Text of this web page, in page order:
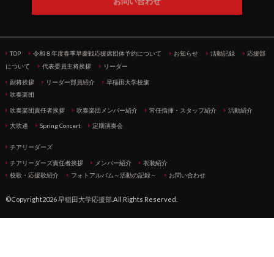
TOP 令和８年度春季早慶戦応援席団体予約について お知らせ 活動記録
応援部
について
代表委員主将挨拶 リーダー
副将挨拶 リーダー部員紹介
早稲田大学校旗
吹奏楽団
吹奏楽団責任者挨拶 吹奏楽団メンバー紹介 常任指揮・スタッフ紹介 活動紹介
大吹連 Spring Concert 定期演奏会
チアリーダーズ
チアリーダーズ責任者挨拶 メンバー紹介
衣装紹介
校歌・応援歌紹介
フォトアルバム～活動の記録～ お問い合わせ
©Copyright2026早稲田大学応援部.All Rights Reserved.